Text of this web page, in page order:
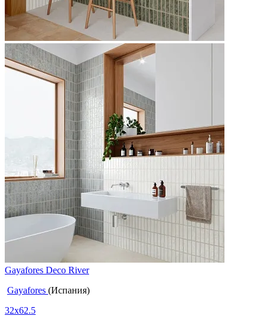
Gayafores Deco River
Gayafores (Испания)
32x62.5